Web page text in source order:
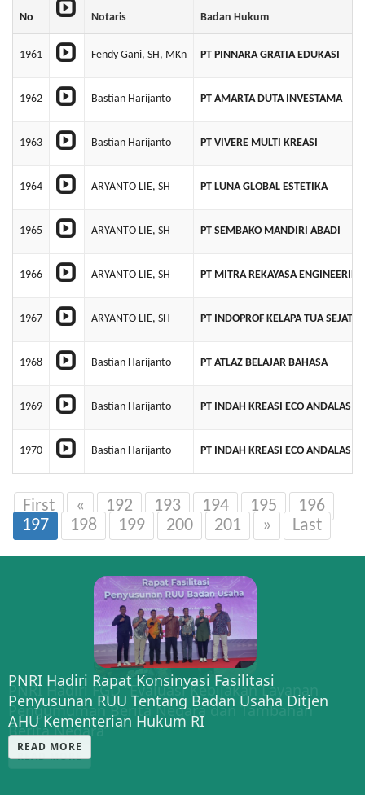
No Notaris Badan Hukum
1961 Fendy Gani, SH, MKn PT PINNARA GRATIA EDUKASI
1962 Bastian Harijanto PT AMARTA DUTA INVESTAMA
1963 Bastian Harijanto PT VIVERE MULTI KREASI
1964 ARYANTO LIE, SH PT LUNA GLOBAL ESTETIKA
1965 ARYANTO LIE, SH PT SEMBAKO MANDIRI ABADI
1966 ARYANTO LIE, SH PT MITRA REKAYASA ENGINEERING
1967 ARYANTO LIE, SH PT INDOPROF KELAPA TUA SEJATI
1968 Bastian Harijanto PT ATLAZ BELAJAR BAHASA
1969 Bastian Harijanto PT INDAH KREASI ECO ANDALAS
1970 Bastian Harijanto PT INDAH KREASI ECO ANDALAS
First « 192 193 194 195
196
197
198 199 200 201 » Last
PNRI Hadiri Rapat Konsinyasi Fasilitasi
Penyusunan RUU Tentang Badan Usaha Ditjen
AHU Kementerian Hukum RI
READ MORE
PNRI Hadiri FGD “Evaluasi Kebijakan Layanan
Pengumuman Berita Negara dan Tambahan
Berita Negara”
READ MORE